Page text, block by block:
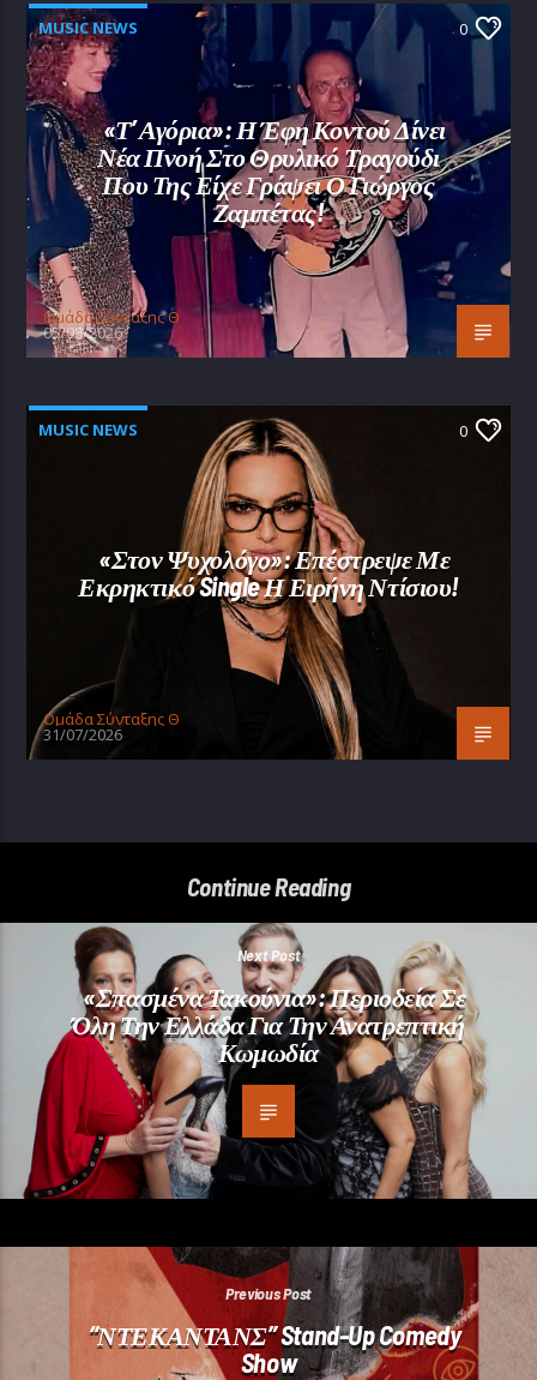
MUSIC NEWS 0
«Τ’ Αγόρια»: Η Έφη Κοντού Δίνει
Νέα Πνοή Στο Θρυλικό Τραγούδι
Που Της Είχε Γράψει Ο Γιώργος
Ζαμπέτας!
Oμάδα Σύνταξης Θ
05/08/2026
MUSIC NEWS 0
«Στον Ψυχολόγο»: Επέστρεψε Με
Εκρηκτικό Single Η Ειρήνη Ντίσιου!
Oμάδα Σύνταξης Θ
31/07/2026
Continue Reading
Next Post
«Σπασμένα Τακούνια»: Περιοδεία Σε
Όλη Την Ελλάδα Για Την Ανατρεπτική
Κωμωδία
Previous Post
“ΝΤΕΚΑΝΤΑΝΣ” Stand-Up Comedy
Show